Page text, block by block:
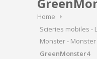
Home
Scieries mobiles -
Monster -
GreenMonster4